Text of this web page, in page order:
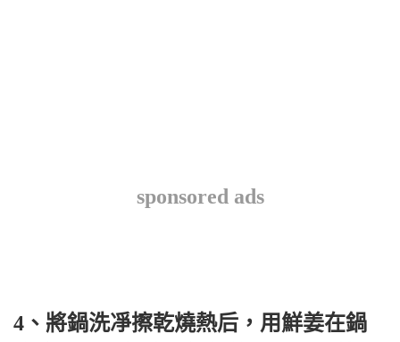
sponsored ads
4、將鍋洗凈擦乾燒熱后，用鮮姜在鍋